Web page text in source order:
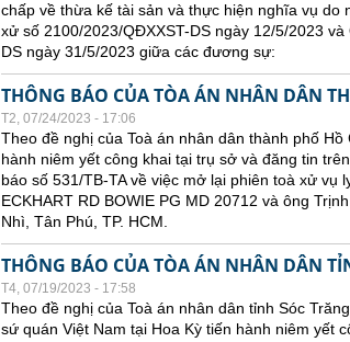
chấp về thừa kế tài sản và thực hiện nghĩa vụ
xử số 2100/2023/QĐXXST-DS ngày 12/5/2023
DS ngày 31/5/2023 giữa các đương sự:
THÔNG BÁO CỦA TÒA ÁN NHÂN DÂN
T2, 07/24/2023 - 17:06
Theo đề nghị của Toà án nhân dân thành phố
hành niêm yết công khai tại trụ sở và đăng tin
báo số 531/TB-TA về việc mở lại phiên toà xử vụ
ECKHART RD BOWIE PG MD 20712 và ông
Nhì, Tân Phú, TP. HCM.
THÔNG BÁO CỦA TÒA ÁN NHÂN DÂN
T4, 07/19/2023 - 17:58
Theo đề nghị của Toà án nhân dân tỉnh Sóc
sứ quán Việt Nam tại Hoa Kỳ tiến hành niêm yết